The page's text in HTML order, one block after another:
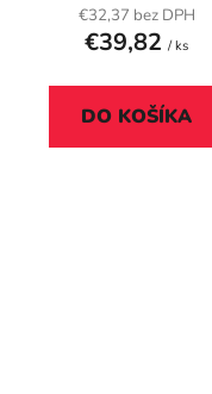
"TruSens Z-2000/Z-
2500"
€32,37 bez DPH
€39,82 / ks
DO KOŠÍKA